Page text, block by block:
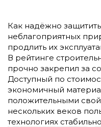
Как надёжно
неблагоприятных
продлить их
В рейтинге
прочно закрепил за
Доступный по
экономичный
положительными
нескольких веков
технологиях